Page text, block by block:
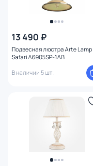
13 490 ₽
Подвесная люстра Arte Lamp
Safari A6905SP-1AB
В наличии 5 шт.